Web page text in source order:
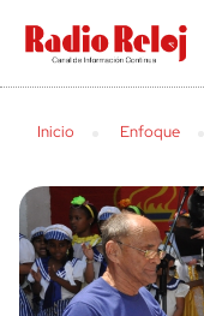
cerrar
Inicio Enfoque